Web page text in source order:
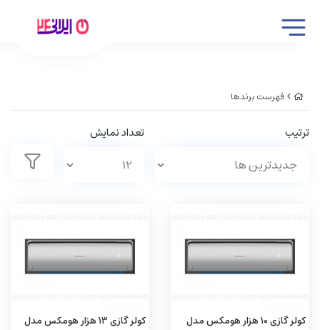
فهرست برندها
ترتیب تعداد نمایش
کولر گازی 10 هزار هومکس مدل
کولر گازی 13 هزار هومکس مدل